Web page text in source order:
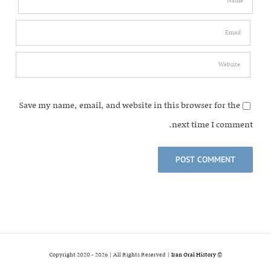
Save my name, email, and website in this browser for the
next time I comment.
© Copyright 2020 -
2026 | All Rights Reserved | Iran Oral History